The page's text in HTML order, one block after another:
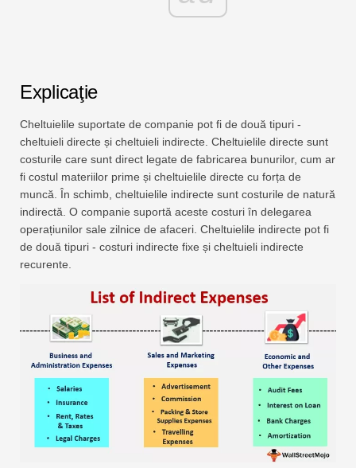
Explicaţie
Cheltuielile suportate de companie pot fi de două tipuri -
cheltuieli directe și cheltuieli indirecte. Cheltuielile directe sunt
costurile care sunt direct legate de fabricarea bunurilor, cum ar
fi costul materiilor prime și cheltuielile directe cu forța de
muncă. În schimb, cheltuielile indirecte sunt costurile de natură
indirectă. O companie suportă aceste costuri în delegarea
operațiunilor sale zilnice de afaceri. Cheltuielile indirecte pot fi
de două tipuri - costuri indirecte fixe și cheltuieli indirecte
recurente.